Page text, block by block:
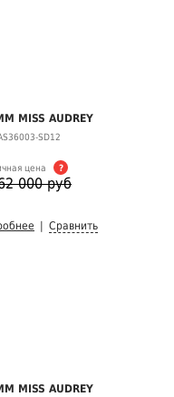
MISS AUDREY
SD12
цена ?
000 руб
Сравнить
MISS AUDREY